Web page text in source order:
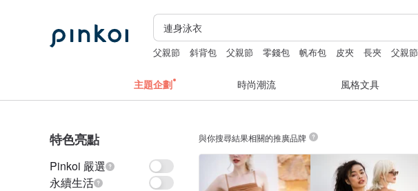
父親節 斜背包 父親節 零錢包 帆布包 皮夾 長夾 父親節
主題企劃 時尚潮流 風格文具
特色亮點
Pinkoi 嚴選
永續生活
與你搜尋結果相關的推廣品牌